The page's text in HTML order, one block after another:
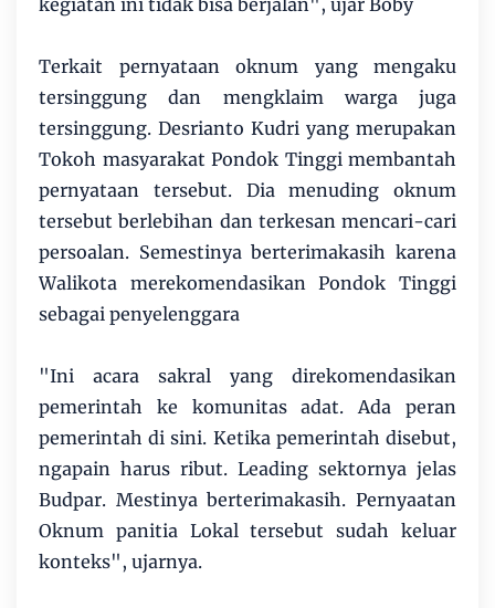
Terkait pernyataan oknum yang mengaku
tersinggung dan mengklaim warga juga
tersinggung. Desrianto Kudri yang merupakan
Tokoh masyarakat Pondok Tinggi membantah
pernyataan tersebut. Dia menuding oknum
tersebut berlebihan dan terkesan mencari-cari
persoalan. Semestinya berterimakasih karena
Walikota merekomendasikan Pondok Tinggi
sebagai penyelenggara
"Ini acara sakral yang direkomendasikan
pemerintah ke komunitas adat. Ada peran
pemerintah di sini. Ketika pemerintah disebut,
ngapain harus ribut. Leading sektornya jelas
Budpar. Mestinya berterimakasih. Pernyaatan
Oknum panitia Lokal tersebut sudah keluar
konteks", ujarnya.